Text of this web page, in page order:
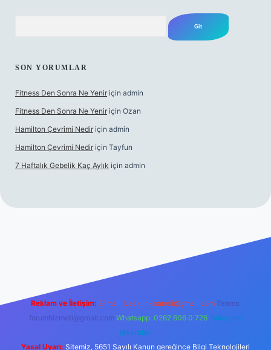
SON YORUMLAR
Fitness Den Sonra Ne Yenir için admin
Fitness Den Sonra Ne Yenir için Ozan
Hamilton Çevrimi Nedir için admin
Hamilton Çevrimi Nedir için Tayfun
7 Haftalık Gebelik Kaç Aylık için admin
Reklam ve İletişim: E-mail: backlinkpaneli@gmail.com Teams:
forumhizmeti@gmail.com Whatsapp: 0262 606 0 726 Telegram:
@karabul
Yasal Uyarı: Sitemiz, 5651 Sayılı Kanun gereğince Bilgi Teknolojileri